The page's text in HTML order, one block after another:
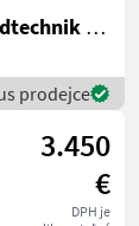
Flixeder Landtechnik GmbH
prodejce
3.450
€
DPH je